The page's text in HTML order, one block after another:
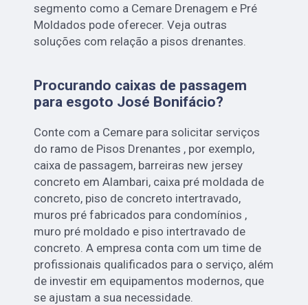
segmento como a Cemare Drenagem e Pré
Moldados pode oferecer. Veja outras
soluções com relação a pisos drenantes.
Procurando caixas de passagem
para esgoto José Bonifácio?
Conte com a Cemare para solicitar serviços
do ramo de Pisos Drenantes , por exemplo,
caixa de passagem, barreiras new jersey
concreto em Alambari, caixa pré moldada de
concreto, piso de concreto intertravado,
muros pré fabricados para condomínios ,
muro pré moldado e piso intertravado de
concreto. A empresa conta com um time de
profissionais qualificados para o serviço, além
de investir em equipamentos modernos, que
se ajustam a sua necessidade.